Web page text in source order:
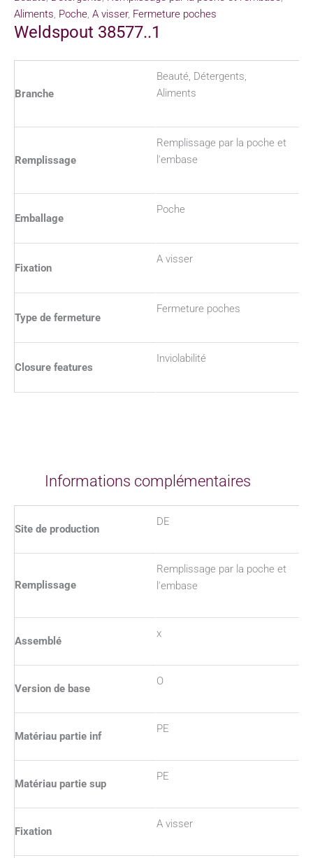
Aliments, Poche, A visser, Fermeture poches
Weldspout 38577..1
Branche
Beauté, Détergents,
Aliments
Remplissage
Remplissage par la poche et
l'embase
Emballage
Poche
Fixation
A visser
Type de fermeture
Fermeture poches
Closure features
Inviolabilité
Informations complémentaires
Site de production
DE
Remplissage
Remplissage par la poche et
l'embase
Assemblé
x
Version de base
O
Matériau partie inf
PE
Matériau partie sup
PE
Fixation
A visser